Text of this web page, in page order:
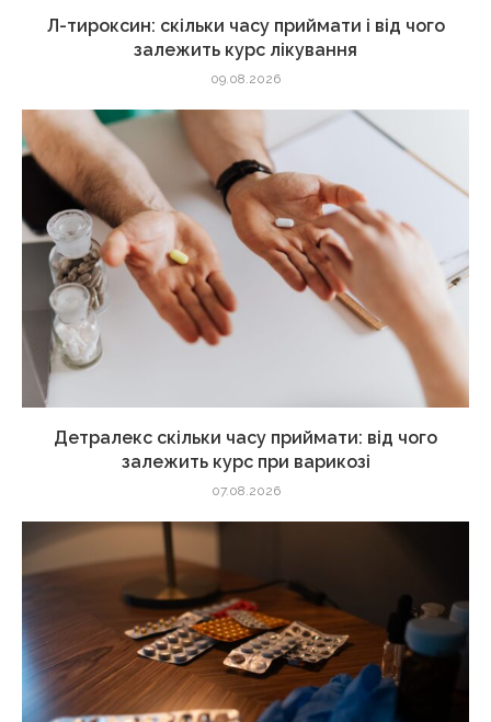
Л-тироксин: скільки часу приймати і від чого
залежить курс лікування
09.08.2026
Детралекс скільки часу приймати: від чого
залежить курс при варикозі
07.08.2026